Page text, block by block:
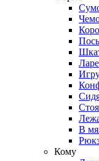
В
Кому